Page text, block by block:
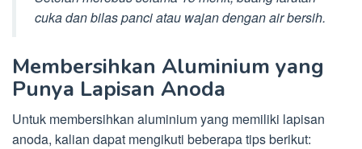
cuka dan bilas panci atau wajan dengan air bersih.
Membersihkan Aluminium yang
Punya Lapisan Anoda
Untuk membersihkan aluminium yang memiliki lapisan
anoda, kalian dapat mengikuti beberapa tips berikut: